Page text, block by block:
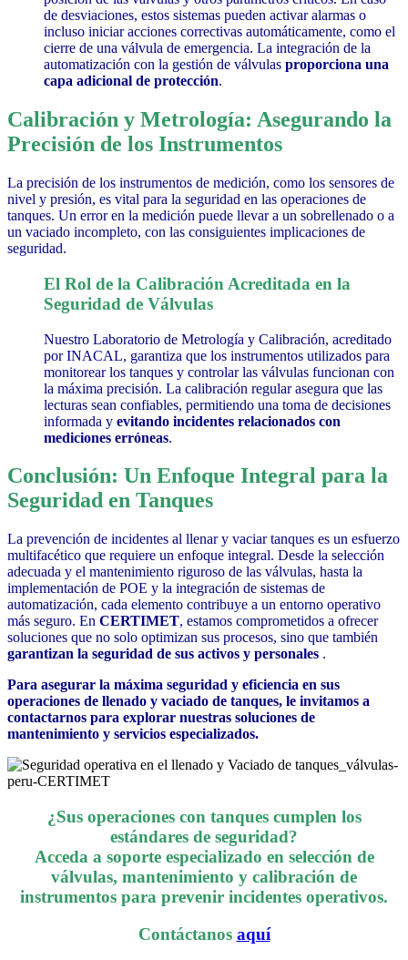
de desviaciones, estos sistemas pueden activar alarmas o
incluso iniciar acciones correctivas automáticamente, como el
cierre de una válvula de emergencia. La integración de la
automatización con la gestión de válvulas proporciona una
capa adicional de protección.
Calibración y Metrología: Asegurando la
Precisión de los Instrumentos
La precisión de los instrumentos de medición, como los sensores de
nivel y presión, es vital para la seguridad en las operaciones de
tanques. Un error en la medición puede llevar a un sobrellenado o a
un vaciado incompleto, con las consiguientes implicaciones de
seguridad.
El Rol de la Calibración Acreditada en la
Seguridad de Válvulas
Nuestro Laboratorio de Metrología y Calibración, acreditado
por INACAL, garantiza que los instrumentos utilizados para
monitorear los tanques y controlar las válvulas funcionan con
la máxima precisión. La calibración regular asegura que las
lecturas sean confiables, permitiendo una toma de decisiones
informada y evitando incidentes relacionados con
mediciones erróneas.
Conclusión: Un Enfoque Integral para la
Seguridad en Tanques
La prevención de incidentes al llenar y vaciar tanques es un esfuerzo
multifacético que requiere un enfoque integral. Desde la selección
adecuada y el mantenimiento riguroso de las válvulas, hasta la
implementación de POE y la integración de sistemas de
automatización, cada elemento contribuye a un entorno operativo
más seguro. En CERTIMET, estamos comprometidos a ofrecer
soluciones que no solo optimizan sus procesos, sino que también
garantizan la seguridad de sus activos y personales .
Para asegurar la máxima seguridad y eficiencia en sus
operaciones de llenado y vaciado de tanques, le invitamos a
contactarnos para explorar nuestras soluciones de
mantenimiento y servicios especializados.
¿Sus operaciones con tanques cumplen los
estándares de seguridad?
Acceda a soporte especializado en selección de
válvulas, mantenimiento y calibración de
instrumentos para prevenir incidentes operativos.
Contáctanos aquí